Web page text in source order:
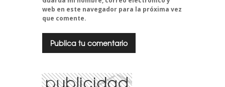
web en este navegador para la próxima vez
que comente.